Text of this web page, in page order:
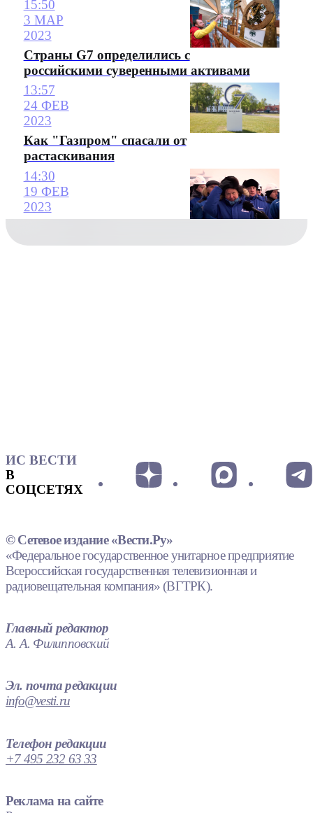
15:50
3 МАР
2023
Страны G7 определились с
российскими суверенными активами
13:57
24 ФЕВ
2023
Как "Газпром" спасали от
растаскивания
14:30
19 ФЕВ
2023
ИС ВЕСТИ
В
СОЦСЕТЯХ
© Сетевое издание «Вести.Ру»
«Федеральное государственное унитарное предприятие
Всероссийская государственная телевизионная и
радиовещательная компания» (ВГТРК).
Главный редактор
А. А. Филипповский
Эл. почта редакции
info@vesti.ru
Телефон редакции
+7 495 232 63 33
Реклама на сайте